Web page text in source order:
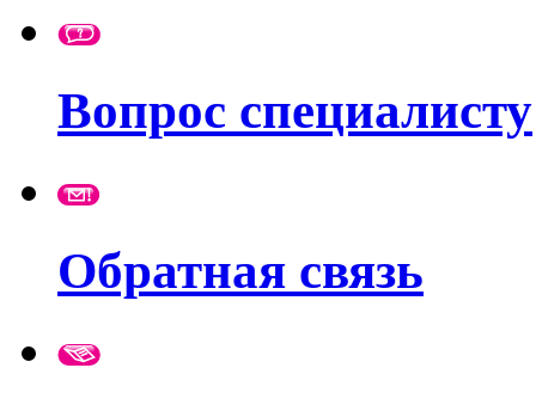
Вопрос специалисту
Обратная связь